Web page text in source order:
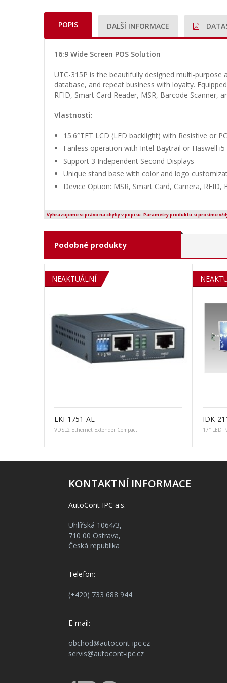
POPIS DALŠÍ INFORMACE
16:9 Wide Screen POS Solution
UTC-315P is the beautifully designed multi-
database, and repeat business with loyalty.
RFID, Smart Card Reader, MSR, Barcode Scanner,
Vlastnosti:
15.6″TFT LCD (LED backlight) with Resistive or
Fanless operation with Intel Baytrail or Haswell
Support 3 Independent Second Displays
Unique stand base with color and logo
Device Option: MSR, Smart Card, Camera, RFID,
Vyhrazujeme si právo na chyby v popisu. Parametry produktu si prosíme
Podobné produkty
SOLD OUT
NEAKTUÁLNÍ
EKI-1751-AE
VDSL2 Ethernet Extender Compact
IDK-
17″ LED
KONTAKTNÍ INFORMACE
AutoCont IPC a.s.
Uhlířská 1064/3,
710 00 Ostrava,
Česká republika
Telefon:
(+420) 733 688 944
E-mail:
obchod@autocont-ipc.cz
servis@autocont-ipc.cz